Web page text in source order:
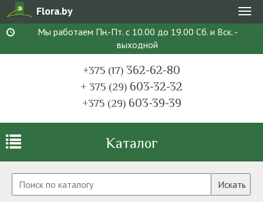
Flora.by
Мы работаем Пн.-Пт. с 10.00 до 19.00 Сб. и Вск. -
выходной
+375 (17) 362-62-80
+ 375 (29) 603-32-32
+375 (29)603-39-39
Каталог
Искать